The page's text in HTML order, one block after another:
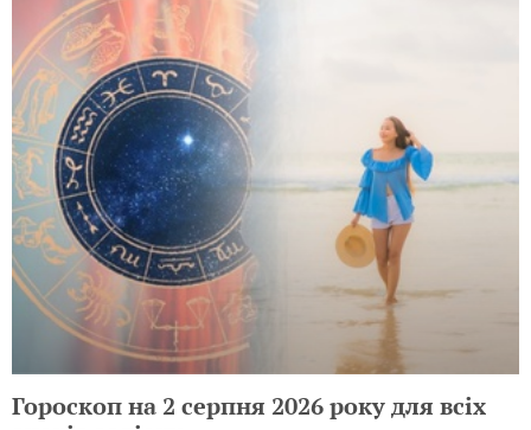
Гороскоп на 2 серпня 2026 року для всіх